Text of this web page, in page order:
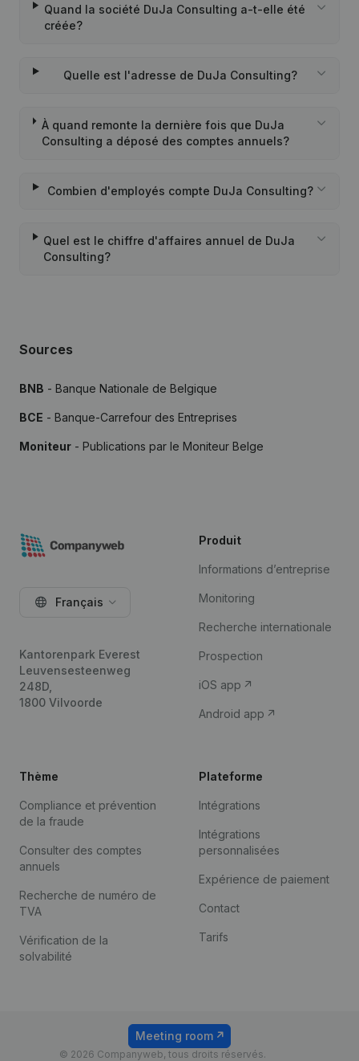
Quand la société DuJa Consulting a-t-elle été
créée?
Quelle est l'adresse de DuJa Consulting?
À quand remonte la dernière fois que DuJa
Consulting a déposé des comptes annuels?
Combien d'employés compte DuJa Consulting?
Quel est le chiffre d'affaires annuel de DuJa
Consulting?
Sources
BNB - Banque Nationale de Belgique
BCE - Banque-Carrefour des Entreprises
Moniteur - Publications par le Moniteur Belge
Français
Kantorenpark Everest
Leuvensesteenweg
248D,
1800 Vilvoorde
Produit
Informations d’entreprise
Monitoring
Recherche internationale
Prospection
iOS app
Android app
Thème
Compliance et prévention
de la fraude
Consulter des comptes
annuels
Recherche de numéro de
TVA
Vérification de la
solvabilité
Plateforme
Intégrations
Intégrations
personnalisées
Expérience de paiement
Contact
Tarifs
© 2026 Companyweb, tous droits réservés.
Meeting room